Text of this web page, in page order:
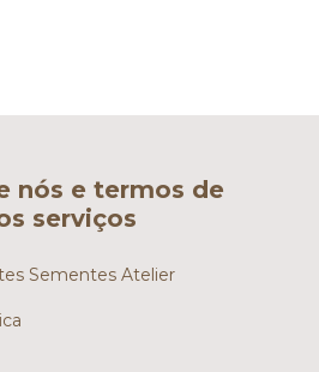
nós e termos de
serviços
Sementes Atelier